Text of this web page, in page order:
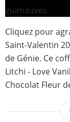
Cliquez pour
Saint-Valentin
de Génie. Ce
Litchi - Love
Chocolat Fleur